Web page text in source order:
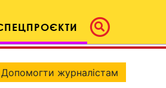
Допомогти журналістам